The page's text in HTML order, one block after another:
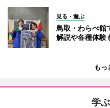
見る・遊ぶ
鳥取・わらべ
解説や各種体験
もっ
学